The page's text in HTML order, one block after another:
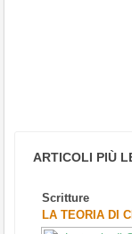
ARTICOLI PIÙ
Scritture
LA TEORIA DI